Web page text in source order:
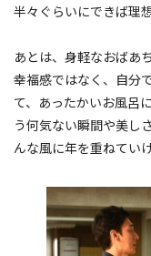
半々ぐらいにできば理
あとは、身軽なおばあ
幸福感ではなく、自分
て、あったかいお風呂
う何気ない瞬間や美し
んな風に年を重ねてい